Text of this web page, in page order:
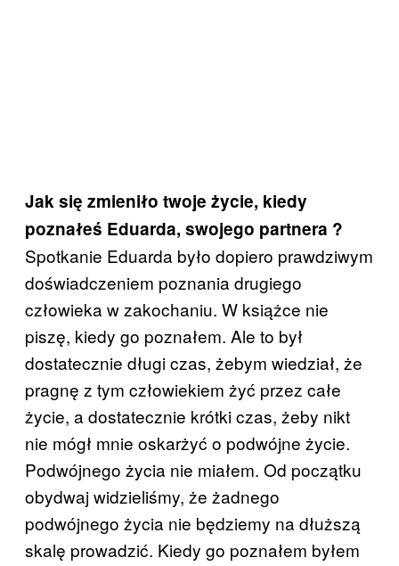
Jak się zmieniło twoje życie, kiedy
poznałeś Eduarda, swojego partnera ?
Spotkanie Eduarda było dopiero prawdziwym
doświadczeniem poznania drugiego
człowieka w zakochaniu. W książce nie
piszę, kiedy go poznałem. Ale to był
dostatecznie długi czas, żebym wiedział, że
pragnę z tym człowiekiem żyć przez całe
życie, a dostatecznie krótki czas, żeby nikt
nie mógł mnie oskarżyć o podwójne życie.
Podwójnego życia nie miałem. Od początku
obydwaj widzieliśmy, że żadnego
podwójnego życia nie będziemy na dłuższą
skalę prowadzić. Kiedy go poznałem byłem